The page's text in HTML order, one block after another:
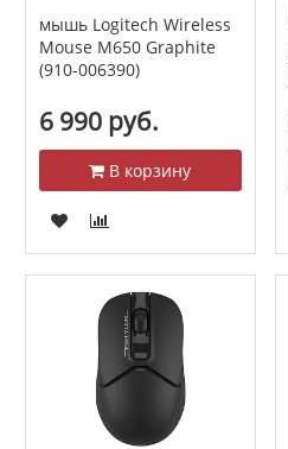
мышь Logitech Wireless
Mouse M650 Graphite
(910-006390)
6 990 руб.
В корзину